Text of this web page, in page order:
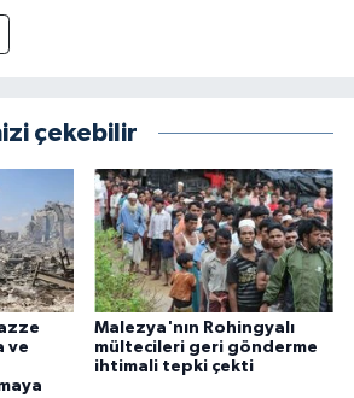
çekebilir
ve
Malezya'nın Rohingyalı
mültecileri geri gönderme
ihtimali tepki çekti